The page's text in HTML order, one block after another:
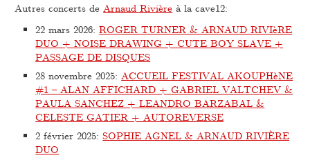
Autres concerts de Arnaud Rivière à la cave12:
22 mars 2026:ROGER TURNER & ARNAUD RIVIèRE
DUO + NOISE DRAWING + CUTE BOY SLAVE +
PASSAGE DE DISQUES
28 novembre 2025:ACCUEIL FESTIVAL AKOUPHèNE
#1 – ALAN AFFICHARD + GABRIEL VALTCHEV &
PAULA SANCHEZ + LEANDRO BARZABAL &
CELESTE GATIER + AUTOREVERSE
2 février 2025:SOPHIE AGNEL & ARNAUD RIVIÈRE
DUO